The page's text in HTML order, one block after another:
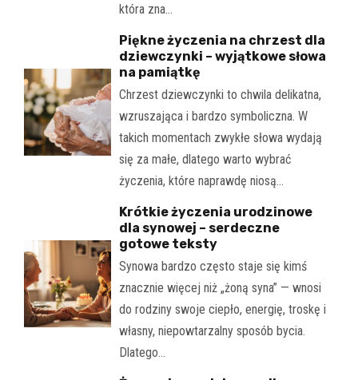
która zna…
Piękne życzenia na chrzest dla
dziewczynki – wyjątkowe słowa
na pamiątkę
Chrzest dziewczynki to chwila delikatna,
wzruszająca i bardzo symboliczna. W
takich momentach zwykłe słowa wydają
się za małe, dlatego warto wybrać
życzenia, które naprawdę niosą…
Krótkie życzenia urodzinowe
dla synowej – serdeczne
gotowe teksty
Synowa bardzo często staje się kimś
znacznie więcej niż „żoną syna” — wnosi
do rodziny swoje ciepło, energię, troskę i
własny, niepowtarzalny sposób bycia.
Dlatego…